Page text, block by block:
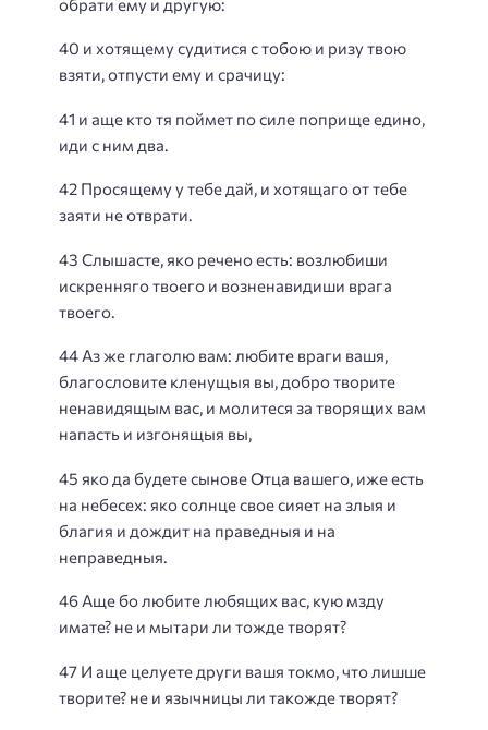
40 и хотящему судитися с тобою и ризу твою
взяти, отпусти ему и срачицу:
41 и аще кто тя поймет по силе поприще едино,
иди с ним два.
42 Просящему у тебе дай, и хотящаго от тебе
заяти не отврати.
43 Слышасте, яко речено есть: возлюбиши
искренняго твоего и возненавидиши врага
твоего.
44 Аз же глаголю вам: любите враги вашя,
благословите кленущыя вы, добро творите
ненавидящым вас, и молитеся за творящих вам
напасть и изгонящыя вы,
45 яко да будете сынове Отца вашего, иже есть
на небесех: яко солнце свое сияет на злыя и
благия и дождит на праведныя и на
неправедныя.
46 Аще бо любите любящих вас, кую мзду
имате? не и мытари ли тожде творят?
47 И аще целуете други вашя токмо, что лишше
творите? не и язычницы ли такожде творят?